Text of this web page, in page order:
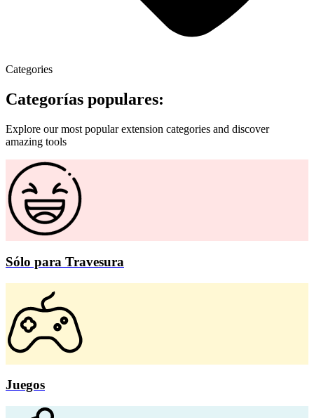
Categories
Categorías populares:
Explore our most popular extension categories and discover
amazing tools
Sólo para Travesura
Juegos